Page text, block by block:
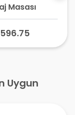
Masası
Uygun